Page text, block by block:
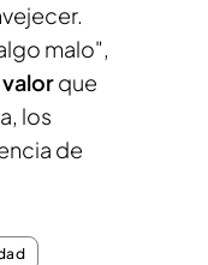
malo",
que
los
de